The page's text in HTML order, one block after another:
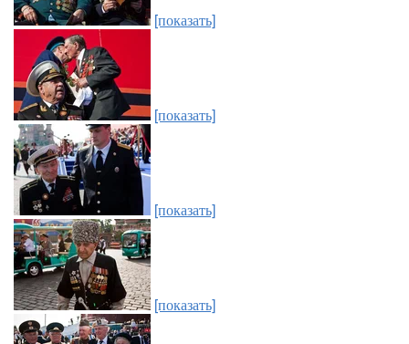
[показать]
[показать]
[показать]
[показать]